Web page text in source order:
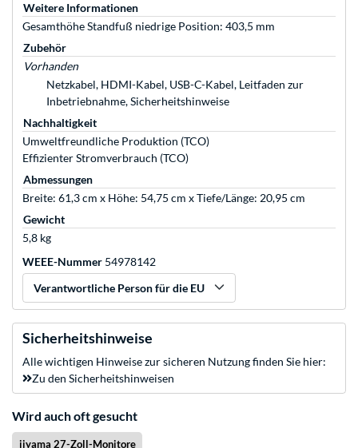
Weitere Informationen
Gesamthöhe Standfuß niedrige Position: 403,5 mm
Zubehör
Vorhanden
Netzkabel, HDMI-Kabel, USB-C-Kabel, Leitfaden zur
Inbetriebnahme, Sicherheitshinweise
Nachhaltigkeit
Umweltfreundliche Produktion (TCO)
Effizienter Stromverbrauch (TCO)
Abmessungen
Breite: 61,3 cm x Höhe: 54,75 cm x Tiefe/Länge: 20,95 cm
Gewicht
5,8 kg
WEEE-Nummer 54978142
Verantwortliche Person für die EU
Sicherheitshinweise
Alle wichtigen Hinweise zur sicheren Nutzung finden Sie hier:
Zu den Sicherheitshinweisen
Wird auch oft gesucht
iiyama 27-Zoll-Monitore